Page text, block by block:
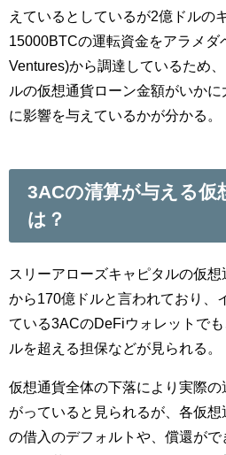
えているとしているが2億ドルの
15000BTCの運転資金をアラメダ
Ventures)から調達しているため
ルの仮想通貨ローン金額がいか
に影響を与えているかが分かる。
3ACの清算が与える仮
は？
スリーアローズキャピタルの仮
から170億ドルと言われており、
ている3ACのDeFiウォレットで
ルを超える担保などが見られる。
仮想通貨全体の下落により実際の
がっていると見られるが、各仮
の借入のデフォルトや、償還が